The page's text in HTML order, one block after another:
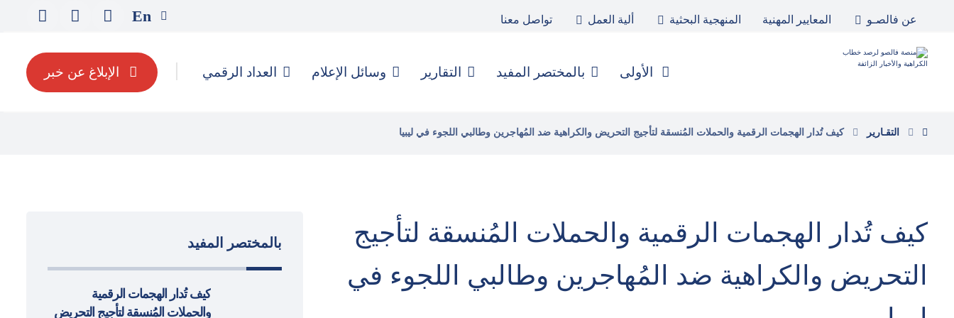
عن فالصـو المعايير المهنية المنهجية البحثية ألية العمل تواصل معنا En
الإبلاغ عن خبر الأولى بالمختصر المفيد التقارير وسائل الإعلام العداد الرقمي
التقـارير كيف تُدار الهجمات الرقمية والحملات المُنسقة لتأجيج التحريض والكراهية ضد المُهاجرين وطالبي اللجوء في ليبيا
كيف تُدار الهجمات الرقمية والحملات المُنسقة لتأجيج
التحريض والكراهية ضد المُهاجرين وطالبي اللجوء في
بالمختصر المفيد
كيف تُدار الهجمات الرقمية
والحملات المُنسقة لتأجيج التحريض